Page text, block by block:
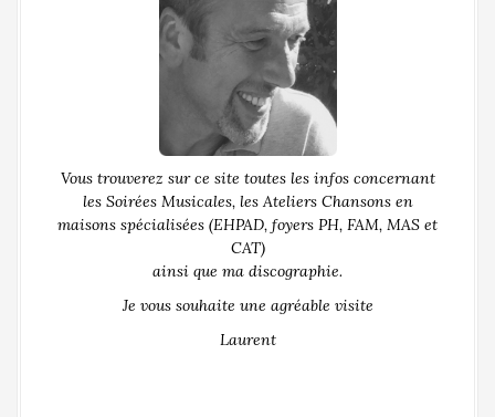
Vous trouverez sur ce site toutes les infos concernant
les Soirées Musicales, les Ateliers Chansons en
maisons spécialisées (EHPAD, foyers PH, FAM, MAS et
CAT)
ainsi que ma discographie.
Je vous souhaite une agréable visite
Laurent